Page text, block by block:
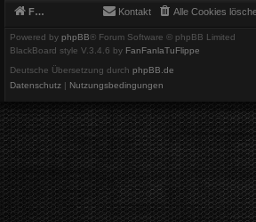
Foren-Übersicht Alle Cookies
Kontakt
Powered by phpBB® Forum Software © phpBB Limited
BlackBoard style V.3.4.6 by FanFanlaTuFlippe
Deutsche Übersetzung durch phpBB.de
Datenschutz | Nutzungsbedingungen